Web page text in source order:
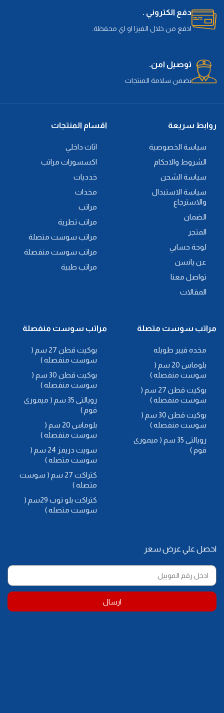
دفع الكتروني .
ادفع من خلال الفيزا او اي محفظة.
توصيل امن.
نضمن سلامة المنتجات
روابط سريعة
سياسة الخصوصية
الشروط والاحكام
سياسة الشحن
سياسة الاستبدال
والاسترجاع
الضمان
المتجر
لوحة حسابي
عن يانسن
تواصل معنا
المقالات
اقسام المنتجات
اثاث داخلي
اكسسورات مراتب
خدديات
مخدات
مراتب
مراتب تطرية
مراتب سوست متصلة
مراتب سوست منفصلة
مراتب طبية
مراتب سوست متصلة
مخده فيبر طويله
بلوماس 20 سم (
سوست منفصله )
بوكيت قطن 27 سم (
سوست منفصله )
بوكيت قطن 30 سم (
سوست منفصله )
رويالتى 35 سم ( ميمورى
فوم )
مراتب سوست منفصلة
بوكيت قطن 27 سم (
سوست منفصله )
بوكيت قطن 30 سم (
سوست منفصله )
رويالتى 35 سم ( ميمورى
فوم )
بلوماس 20 سم (
سوست منفصله )
سويت دريمز 24 سم (
سوست متصله )
كتراكت 27 سم ( سوست
متصله )
كتراكت بلو توب 29سم (
سوست متصله )
احصل علي عرض سعر
ارسال